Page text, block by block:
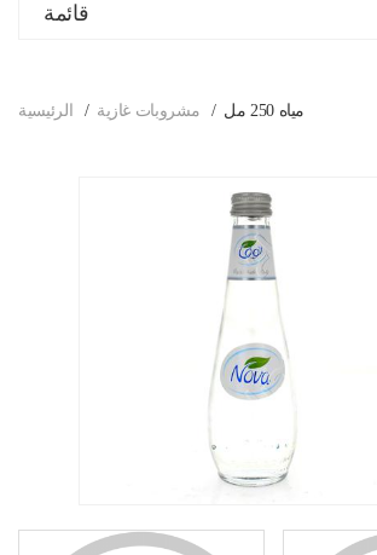
قائمة
الرئيسية مشروبات غازية مياه 250 مل